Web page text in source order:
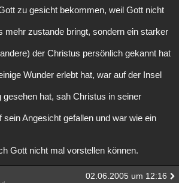
zu gesicht bekommen, weil Gott nicht
mehr zustande bringt, sondern ein starker
der Christus persönlich gekannt hat
Wunder erlebt hat, war auf der Insel
gesehen hat, sah Christus in seiner
sein Angesicht gefallen und war wie ein
Gott nicht mal vorstellen können.
02.06.2005 um 12:16